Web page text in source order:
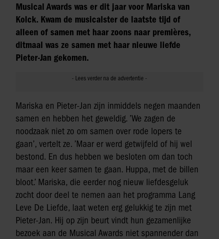
Musical Awards was er dit jaar voor Mariska van
Kolck. Kwam de musicalster de laatste tijd of
alleen of samen met haar zoons naar premières,
ditmaal was ze samen met haar nieuwe liefde
Pieter-Jan gekomen.
Mariska en Pieter-Jan zijn inmiddels negen maanden
samen en hebben het geweldig. ’We zagen de
noodzaak niet zo om samen over rode lopers te
gaan’, vertelt ze. ’Maar er werd getwijfeld of hij wel
bestond. En dus hebben we besloten om dan toch
maar een keer samen te gaan. Huppa, met de billen
bloot.’ Mariska, die eerder nog nieuw liefdesgeluk
zocht door deel te nemen aan het programma Lang
Leve De Liefde, laat weten erg gelukkig te zijn met
Pieter-Jan. Hij op zijn beurt vindt hun gezamenlijke
bezoek aan de Musical Awards niet spannender dan